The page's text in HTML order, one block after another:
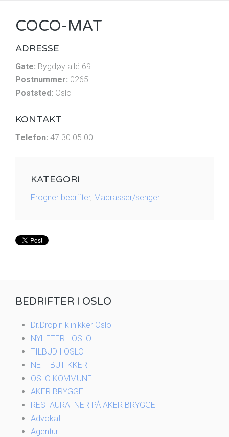
COCO-MAT
ADRESSE
Gate: Bygdøy allé 69
Postnummer: 0265
Poststed: Oslo
KONTAKT
Telefon: 47 30 05 00
KATEGORI
Frogner bedrifter, Madrasser/senger
BEDRIFTER I OSLO
Dr.Dropin klinikker Oslo
NYHETER I OSLO
TILBUD I OSLO
NETTBUTIKKER
OSLO KOMMUNE
AKER BRYGGE
RESTAURATNER PÅ AKER BRYGGE
Advokat
Agentur